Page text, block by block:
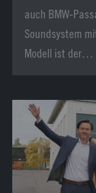
auch BMW-
Soundsystem
Modell ist der…